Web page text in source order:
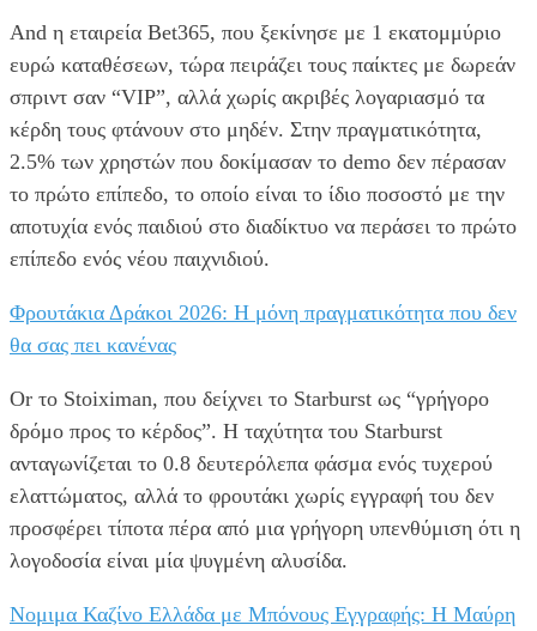
And η εταιρεία Bet365, που ξεκίνησε με 1 εκατομμύριο
ευρώ καταθέσεων, τώρα πειράζει τους παίκτες με δωρεάν
σπριντ σαν “VIP”, αλλά χωρίς ακριβές λογαριασμό τα
κέρδη τους φτάνουν στο μηδέν. Στην πραγματικότητα,
2.5% των χρηστών που δοκίμασαν το demo δεν πέρασαν
το πρώτο επίπεδο, το οποίο είναι το ίδιο ποσοστό με την
αποτυχία ενός παιδιού στο διαδίκτυο να περάσει το πρώτο
επίπεδο ενός νέου παιχνιδιού.
Φρουτάκια Δράκοι 2026: Η μόνη πραγματικότητα που δεν
θα σας πει κανένας
Or το Stoiximan, που δείχνει το Starburst ως “γρήγορο
δρόμο προς το κέρδος”. Η ταχύτητα του Starburst
ανταγωνίζεται το 0.8 δευτερόλεπα φάσμα ενός τυχερού
ελαττώματος, αλλά το φρουτάκι χωρίς εγγραφή του δεν
προσφέρει τίποτα πέρα από μια γρήγορη υπενθύμιση ότι η
λογοδοσία είναι μία ψυγμένη αλυσίδα.
Νομιμα Καζίνο Ελλάδα με Μπόνους Εγγραφής: Η Μαύρη